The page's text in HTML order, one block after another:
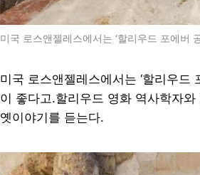
미국 로스앤젤레스에서는 ‘할리우드 포에버
미국 로스앤젤레스에서는 ‘할리우드
이 좋다고.할리우드 영화 역사학자
옛이야기를 듣는다.